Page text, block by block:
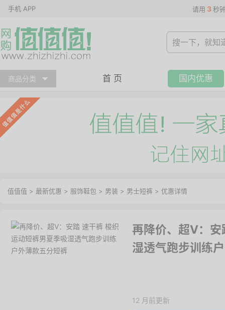
手机 APP 请用 3 秒
商品分类 首 页 国内优惠
值值值 > 最新优惠 > 服饰鞋包 > 男装 > 男士短裤 > 优惠详情
再降价、超V：安
湿透气跑步训练
12 月前更新